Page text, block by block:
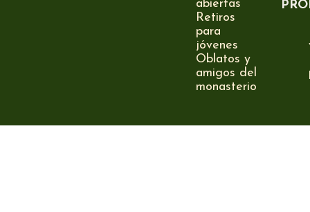
abiertas
Retiros
para
jóvenes
Oblatos y
amigos del
monasterio